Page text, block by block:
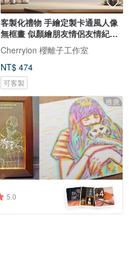
客製化禮物 手繪定製卡通風人像
無框畫 似顏繪朋友情侶友情紀念
日
Cherryion 櫻離子工作室
NT$ 474
可客製
推廣
5.0 +4